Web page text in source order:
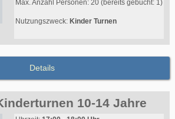
Max. Anzahl Personen: 20 (bereits gebucht: 1)
Nutzungszweck: Kinder Turnen
Details
10-14 Jahre